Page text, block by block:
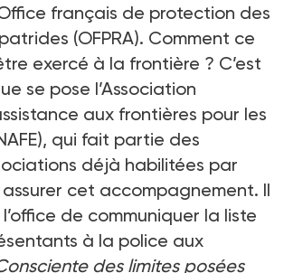
français de protection des
(OFPRA). Comment ce
exercé à la frontière ? C’est
se pose l’Association
aux frontières pour les
qui fait partie des
déjà habilitées par
assurer cet accompagnement. Il
de communiquer la liste
à la police aux
des limites posées